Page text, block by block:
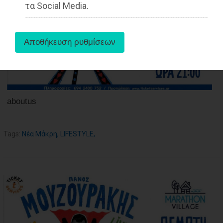
τα Social Media.
aboutus
Tags: Νέα Μάκρη, LIFESTYLE,